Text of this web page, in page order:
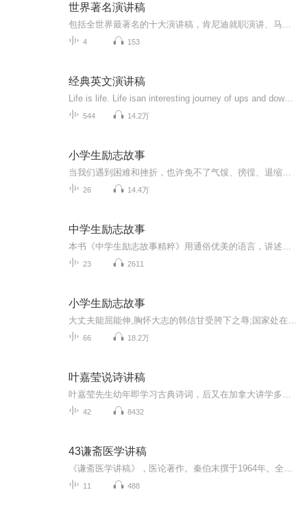
世界著名演讲稿
4 153
经典英文演讲稿
Life is life. Life isan interesting journey of ups and downs. But how the journey ends,is up to youtoday. You see, when you fall down, you feel like giving up. When times gettough, it is not the end.
544 14.2万
小学生励志故事
26 14.4万
中学生励志故事
23 2611
小学生励志故事
66 18.2万
叶嘉莹说诗讲稿
42 8432
43谦斋医学讲稿
11 488